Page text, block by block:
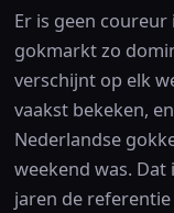
Er is geen
gokmarkt zo
verschijnt op elk
vaakst bekeken,
Nederlandse
weekend was.
jaren de